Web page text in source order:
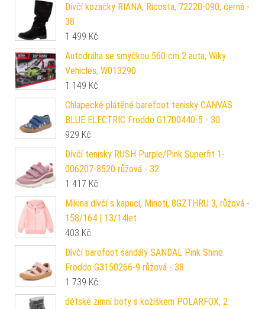
Dívčí kozačky RIANA, Ricosta, 72220-090, černá -
38
1 499 Kč
Autodráha se smyčkou 560 cm 2 auta, Wiky
Vehicles, W013290
1 149 Kč
Chlapecké plátěné barefoot tenisky CANVAS
BLUE ELECTRIC Froddo G1700440-5 - 30
929 Kč
Dívčí tenisky RUSH Purple/Pink Superfit 1-
006207-8520 růžová - 32
1 417 Kč
Mikina dívčí s kapucí, Minoti, 8GZTHRU 3, růžová -
158/164 | 13/14let
403 Kč
Dívčí barefoot sandály SANDAL Pink Shine
Froddo G3150266-9 růžová - 38
1 739 Kč
dětské zimní boty s kožíškem POLARFOX, 2